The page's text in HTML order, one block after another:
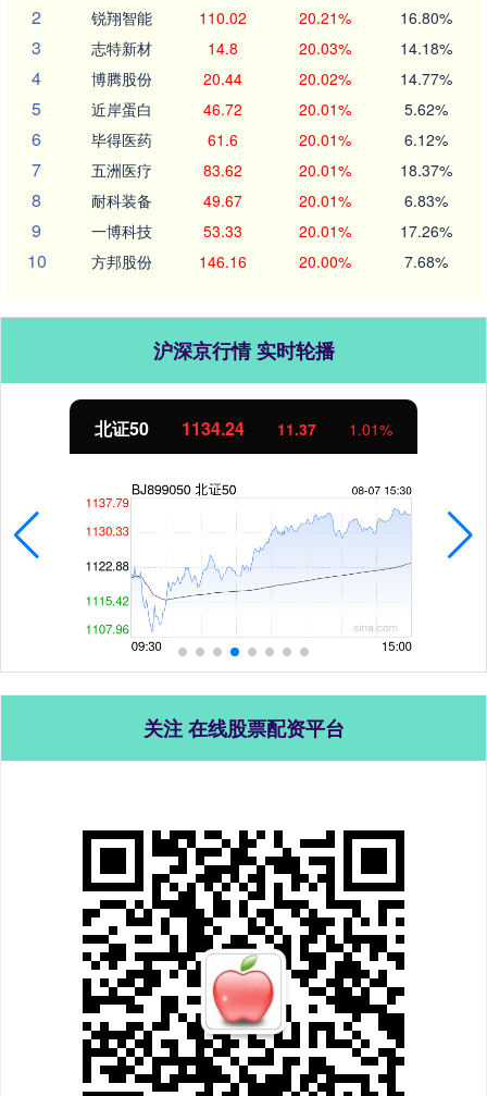
2 锐翔智能 110.02 20.21% 16.80%
3 志特新材 14.8 20.03% 14.18%
4 博腾股份 20.44 20.02% 14.77%
5 近岸蛋白 46.72 20.01% 5.62%
6 毕得医药 61.6 20.01% 6.12%
7 五洲医疗 83.62 20.01% 18.37%
8 耐科装备 49.67 20.01% 6.83%
9 一博科技 53.33 20.01% 17.26%
10 方邦股份 146.16 20.00% 7.68%
沪深京行情 实时轮播
北证50 1134.24 11.37 1.01%
关注 在线股票配资平台